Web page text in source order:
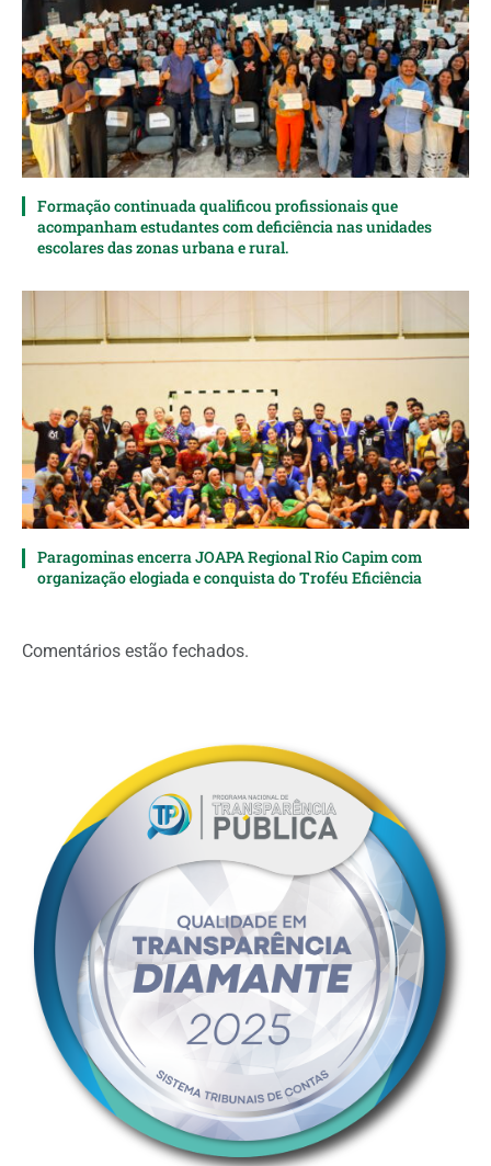
Formação continuada qualificou profissionais que
acompanham estudantes com deficiência nas unidades
escolares das zonas urbana e rural.
Paragominas encerra JOAPA Regional Rio Capim com
organização elogiada e conquista do Troféu Eficiência
Comentários estão fechados.